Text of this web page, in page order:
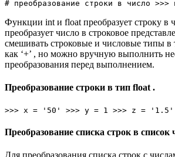
# преобразование строки в число >>>
Функции int и float преобразует строку в
преобразует число в строковое
смешивать строковые и числовые типы в
как ‘+’ , но можно вручную выполнить
преобразования перед выполнением.
Преобразование строки в тип float .
>>> x = '50' >>> y = 1 >>> z = '1.5'
Преобразование списка строк в список